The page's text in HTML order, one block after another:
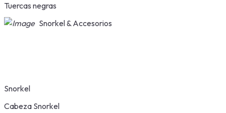
Tuercas negras
Snorkel & Accesorios
Snorkel
Cabeza Snorkel